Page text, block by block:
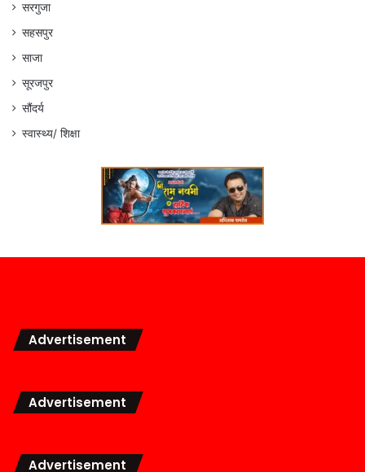
सरगुजा
सहसपुर
साजा
सूरजपुर
सौंदर्य
स्वास्थ्य/ शिक्षा
Advertisement
Advertisement
Advertisement